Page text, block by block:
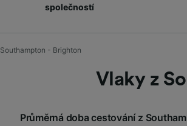
společností
Southampton - Brighton
Vlaky z
Průměrná doba cestování z